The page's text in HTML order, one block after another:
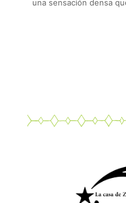
una sensación densa